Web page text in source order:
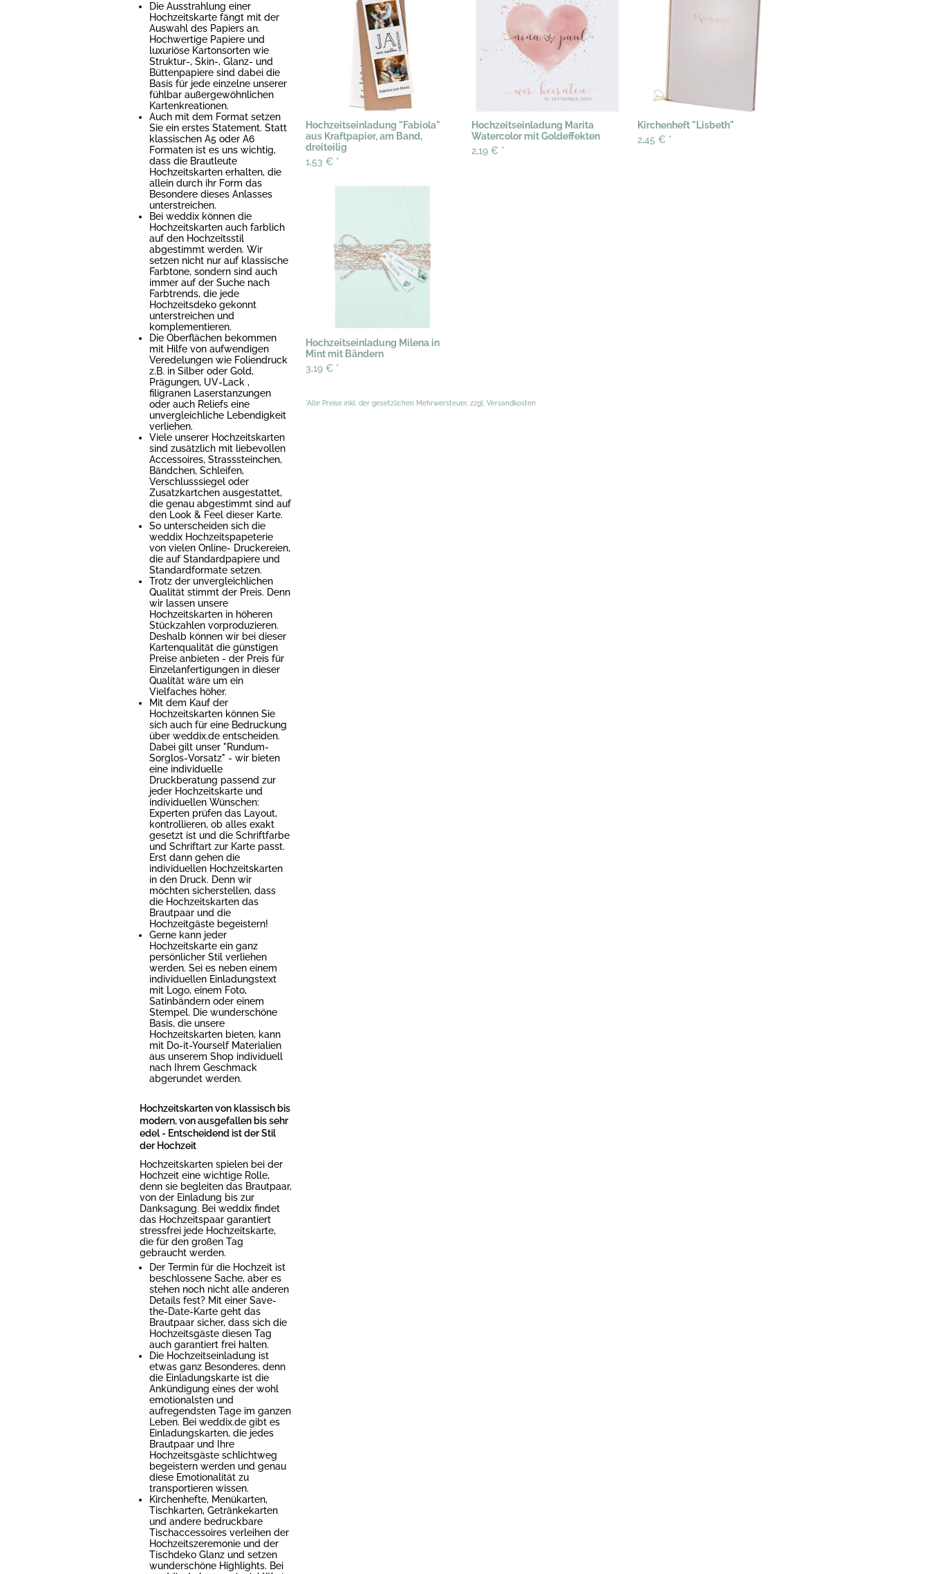
Die Ausstrahlung einer
Hochzeitskarte fängt mit der
Auswahl des Papiers an.
Hochwertige Papiere und
luxuriöse Kartonsorten wie
Struktur-, Skin-, Glanz- und
Büttenpapiere sind dabei die
Basis für jede einzelne unserer
fühlbar außergewöhnlichen
Kartenkreationen.
Auch mit dem Format setzen
Sie ein erstes Statement. Statt
klassischen A5 oder A6
Formaten ist es uns wichtig,
dass die Brautleute
Hochzeitskarten erhalten, die
allein durch ihr Form das
Besondere dieses Anlasses
unterstreichen.
Bei weddix können die
Hochzeitskarten auch farblich
auf den Hochzeitsstil
abgestimmt werden. Wir
setzen nicht nur auf klassische
Farbtone, sondern sind auch
immer auf der Suche nach
Farbtrends, die jede
Hochzeitsdeko gekonnt
unterstreichen und
komplementieren.
Die Oberflächen bekommen
mit Hilfe von aufwendigen
Veredelungen wie Foliendruck
z.B. in Silber oder Gold,
Prägungen, UV-Lack ,
filigranen Laserstanzungen
oder auch Reliefs eine
unvergleichliche Lebendigkeit
verliehen.
Viele unserer Hochzeitskarten
sind zusätzlich mit liebevollen
Accessoires, Strasssteinchen,
Bändchen, Schleifen,
Verschlusssiegel oder
Zusatzkartchen ausgestattet,
die genau abgestimmt sind auf
den Look & Feel dieser Karte.
So unterscheiden sich die
weddix Hochzeitspapeterie
von vielen Online- Druckereien,
die auf Standardpapiere und
Standardformate setzen.
Trotz der unvergleichlichen
Qualität stimmt der Preis. Denn
wir lassen unsere
Hochzeitskarten in höheren
Stückzahlen vorproduzieren.
Deshalb können wir bei dieser
Kartenqualität die günstigen
Preise anbieten - der Preis für
Einzelanfertigungen in dieser
Qualität wäre um ein
Vielfaches höher.
Mit dem Kauf der
Hochzeitskarten können Sie
sich auch für eine Bedruckung
über weddix.de entscheiden.
Dabei gilt unser "Rundum-
Sorglos-Vorsatz" - wir bieten
eine individuelle
Druckberatung passend zur
jeder Hochzeitskarte und
individuellen Wünschen:
Experten prüfen das Layout,
kontrollieren, ob alles exakt
gesetzt ist und die Schriftfarbe
und Schriftart zur Karte passt.
Erst dann gehen die
individuellen Hochzeitskarten
in den Druck. Denn wir
möchten sicherstellen, dass
die Hochzeitskarten das
Brautpaar und die
Hochzeitgäste begeistern!
Gerne kann jeder
Hochzeitskarte ein ganz
persönlicher Stil verliehen
werden. Sei es neben einem
individuellen Einladungstext
mit Logo, einem Foto,
Satinbändern oder einem
Stempel. Die wunderschöne
Basis, die unsere
Hochzeitskarten bieten, kann
mit Do-it-Yourself Materialien
aus unserem Shop individuell
nach Ihrem Geschmack
abgerundet werden.
Hochzeitskarten von klassisch bis
modern, von ausgefallen bis sehr
edel - Entscheidend ist der Stil
der Hochzeit
Hochzeitskarten spielen bei der
Hochzeit eine wichtige Rolle,
denn sie begleiten das Brautpaar,
von der Einladung bis zur
Danksagung. Bei weddix findet
das Hochzeitspaar garantiert
stressfrei jede Hochzeitskarte,
die für den großen Tag
gebraucht werden.
Der Termin für die Hochzeit ist
beschlossene Sache, aber es
stehen noch nicht alle anderen
Details fest? Mit einer Save-
the-Date-Karte geht das
Brautpaar sicher, dass sich die
Hochzeitsgäste diesen Tag
auch garantiert frei halten.
Die Hochzeitseinladung ist
etwas ganz Besonderes, denn
die Einladungskarte ist die
Ankündigung eines der wohl
emotionalsten und
aufregendsten Tage im ganzen
Leben. Bei weddix.de gibt es
Einladungskarten, die jedes
Brautpaar und Ihre
Hochzeitsgäste schlichtweg
begeistern werden und genau
diese Emotionalität zu
transportieren wissen.
Kirchenhefte, Menükarten,
Tischkarten, Getränkekarten
und andere bedruckbare
Tischaccessoires verleihen der
Hochzeitszeremonie und der
Tischdeko Glanz und setzen
wunderschöne Highlights. Bei
Hochzeitseinladung "Fabiola"
aus Kraftpapier, am Band,
dreiteilig
1,53 € *
Hochzeitseinladung Marita
Watercolor mit Goldeffekten
2,19 € *
Kirchenheft "Lisbeth"
2,45 € *
Hochzeitseinladung Milena in
Mint mit Bändern
3,19 € *
*Alle Preise inkl. der gesetzlichen Mehrwersteuer, zzgl. Versandkosten